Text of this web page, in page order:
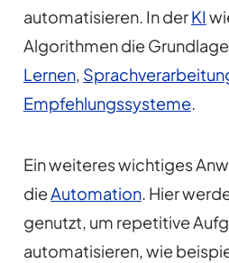
automatisieren. In derKI
Algorithmen die
Lernen,
Empfehlungssysteme.
Ein weiteres wichtiges
dieAutomation. Hier
genutzt, um repetitive
automatisieren, wie